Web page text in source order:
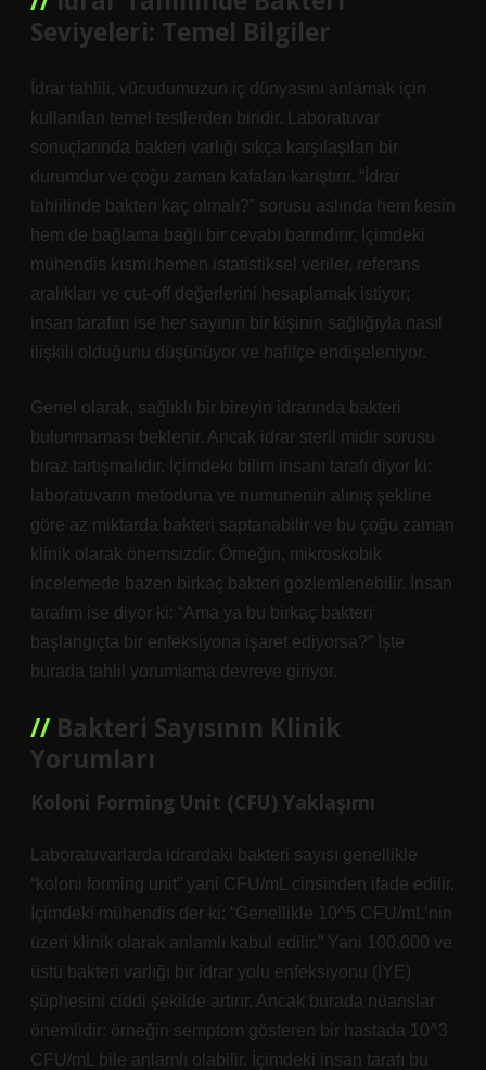
Seviyeleri: Temel Bilgiler
İdrar tahlili, vücudumuzun iç dünyasını anlamak için
kullanılan temel testlerden biridir. Laboratuvar
sonuçlarında bakteri varlığı sıkça karşılaşılan bir
durumdur ve çoğu zaman kafaları karıştırır. “İdrar
tahlilinde bakteri kaç olmalı?” sorusu aslında hem kesin
hem de bağlama bağlı bir cevabı barındırır. İçimdeki
mühendis kısmı hemen istatistiksel veriler, referans
aralıkları ve cut-off değerlerini hesaplamak istiyor;
insan tarafım ise her sayının bir kişinin sağlığıyla nasıl
ilişkili olduğunu düşünüyor ve hafifçe endişeleniyor.
Genel olarak, sağlıklı bir bireyin idrarında bakteri
bulunmaması beklenir. Ancak idrar steril midir sorusu
biraz tartışmalıdır. İçimdeki bilim insanı tarafı diyor ki:
laboratuvarın metoduna ve numunenin alınış şekline
göre az miktarda bakteri saptanabilir ve bu çoğu zaman
klinik olarak önemsizdir. Örneğin, mikroskobik
incelemede bazen birkaç bakteri gözlemlenebilir. İnsan
tarafım ise diyor ki: “Ama ya bu birkaç bakteri
başlangıçta bir enfeksiyona işaret ediyorsa?” İşte
burada tahlil yorumlama devreye giriyor.
Bakteri Sayısının Klinik
Yorumları
Koloni Forming Unit (CFU) Yaklaşımı
Laboratuvarlarda idrardaki bakteri sayısı genellikle
“koloni forming unit” yani CFU/mL cinsinden ifade edilir.
İçimdeki mühendis der ki: “Genellikle 10^5 CFU/mL’nin
üzeri klinik olarak anlamlı kabul edilir.” Yani 100.000 ve
üstü bakteri varlığı bir idrar yolu enfeksiyonu (İYE)
şüphesini ciddi şekilde artırır. Ancak burada nüanslar
önemlidir: örneğin semptom gösteren bir hastada 10^3
CFU/mL bile anlamlı olabilir. İçimdeki insan tarafı bu